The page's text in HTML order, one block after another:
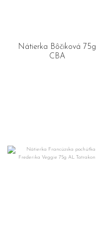
Nátierka Bôčiková 75g
CBA